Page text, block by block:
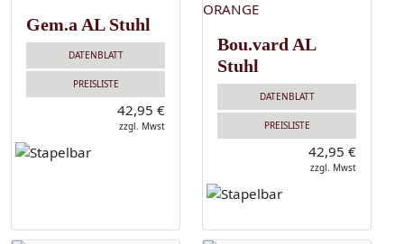
Gem.a AL Stuhl
DATENBLATT
PREISLISTE
42,95 €
zzgl. Mwst
Bou.vard AL
Stuhl
DATENBLATT
PREISLISTE
42,95 €
zzgl. Mwst